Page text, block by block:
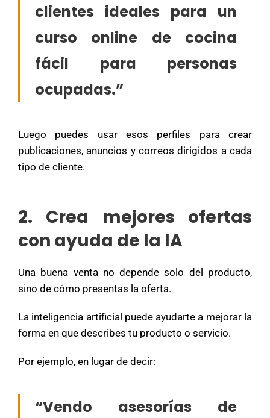
clientes ideales para un
curso online de cocina
fácil para personas
ocupadas.”
Luego puedes usar esos perfiles para crear
publicaciones, anuncios y correos dirigidos a cada
tipo de cliente.
2. Crea mejores ofertas
con ayuda de la IA
Una buena venta no depende solo del producto,
sino de cómo presentas la oferta.
La inteligencia artificial puede ayudarte a mejorar la
forma en que describes tu producto o servicio.
Por ejemplo, en lugar de decir:
“Vendo asesorías de